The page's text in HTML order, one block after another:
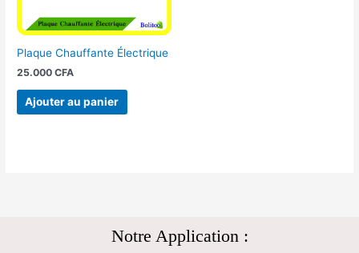
Plaque Chauffante Électrique
25.000CFA
Ajouter au panier
Notre Application :